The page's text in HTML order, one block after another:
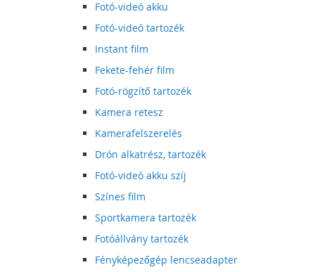
Fotó-videó akku
Fotó-videó tartozék
Instant film
Fekete-fehér film
Fotó-rögzítő tartozék
Kamera retesz
Kamerafelszerelés
Drón alkatrész, tartozék
Fotó-videó akku szíj
Színes film
Sportkamera tartozék
Fotóállvány tartozék
Fényképezőgép lencseadapter